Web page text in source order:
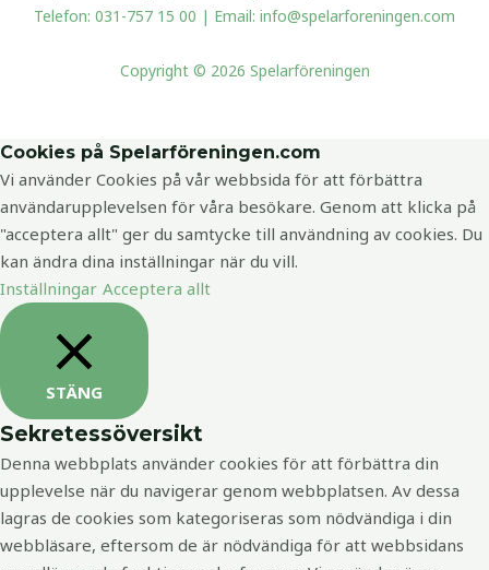
Telefon: 031-757 15 00 | Email: info@spelarforeningen.com
Copyright © 2026 Spelarföreningen
Cookies på Spelarföreningen.com
Vi använder Cookies på vår webbsida för att förbättra
användarupplevelsen för våra besökare. Genom att klicka på
"acceptera allt" ger du samtycke till användning av cookies. Du
kan ändra dina inställningar när du vill.
Inställningar Acceptera allt
STÄNG
Sekretessöversikt
Denna webbplats använder cookies för att förbättra din
upplevelse när du navigerar genom webbplatsen. Av dessa
lagras de cookies som kategoriseras som nödvändiga i din
webbläsare, eftersom de är nödvändiga för att webbsidans